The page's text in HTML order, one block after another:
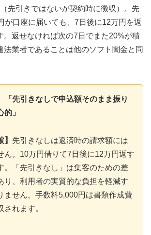
先引きではないが契約時に徴収）。先
が口座に届いても、7日後に12万円を返
。返せなければ次の7日でまた20%が積
法業者であることは他のソフト闇金と同
「先引きなしで申込額そのまま振り
」
先引きなしは返済時の請求額には
ん。10万円借りて7日後に12万円返す
。「先引きなし」は集客のための差
り、利用者の実質的な負担を軽減す
ません。手数料5,000円は書類作成費
れます。